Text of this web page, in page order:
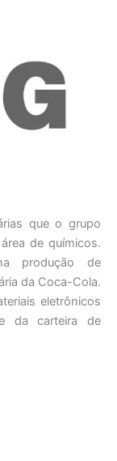
que o grupo
de químicos.
produção de
da Coca-Cola.
eletrônicos
da carteira de